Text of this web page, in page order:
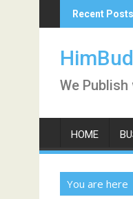
to
Recent Posts
We
HOME
You are here